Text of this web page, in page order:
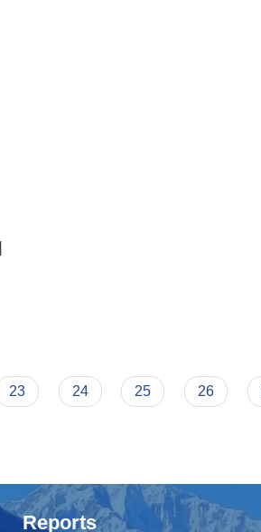
23 24 25 26
Reports